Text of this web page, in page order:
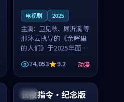
电视剧 2025
主演： 卫见秋、顾沂溪 等
邢沐云执导的《余晖里
的人们》于2025年面
世，泰国的城市气质与
小镇生活的人物心境共
同构筑了影片基调。卫
见秋、顾沂溪用细腻的
表演撑起整部动漫电
74,053 9.2 动漫
法国
长夜指令·纪念版